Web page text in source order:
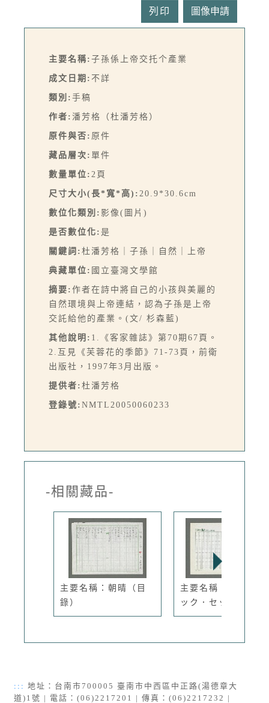
列印
主要名稱: 子孫係上帝交托个產業
成文日期: 不詳
類別: 手稿
作者: 潘芳格（杜潘芳格）
原件與否: 原件
藏品層次: 單件
數量單位: 2頁
尺寸大小(長*寬*高): 20.9*30.6cm
數位化類別: 影像(圖片)
是否數位化: 是
關鍵詞: 杜潘芳格｜子孫｜自然｜上帝
典藏單位: 國立臺灣文學館
摘要: 作者在詩中將自己的小孩與美麗的
自然環境與上帝連結，認為子孫是上帝
交託給他的產業。(文/ 杉森藍)
其他說明: 1.《客家雜誌》第70期67頁。
2.互見《芙蓉花的季節》71-73頁，前衛
出版社，1997年3月出版。
提供者: 杜潘芳格
登錄號: NMTL20050060233
-相關藏品-
主要名稱：朝晴（目
錄）
主要名稱：プラト二
ック．セッ...
::: 地址：台南市700005 臺南市中西區中正路(湯德章大
道)1號 | 電話：(06)2217201 | 傳真：(06)2217232 |